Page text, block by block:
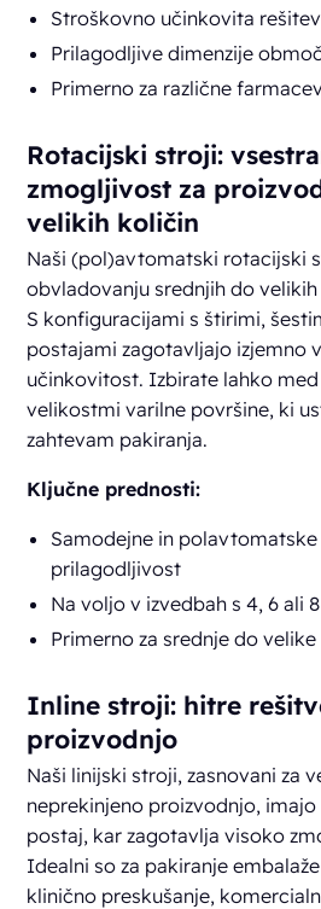
Stroškovno učinkovita
Prilagodljive dimenzije
Primerno za različne
Rotacijski stroji:
zmogljivost za
velikih količin
Naši (pol)avtomatski rotacijski
obvladovanju srednjih do
S konfiguracijami s štirimi,
postajami zagotavljajo izjemno
učinkovitost. Izbirate lahko
velikostmi varilne površine, ki
zahtevam pakiranja.
Ključne prednosti:
Samodejne in
prilagodljivost
Na voljo v izvedbah s 4, 6 ali
Primerno za srednje do
Inline stroji: hitre
proizvodnjo
Naši linijski stroji, zasnovani za
neprekinjeno proizvodnjo, imajo
postaj, kar zagotavlja visoko
Idealni so za pakiranje
klinično preskušanje,